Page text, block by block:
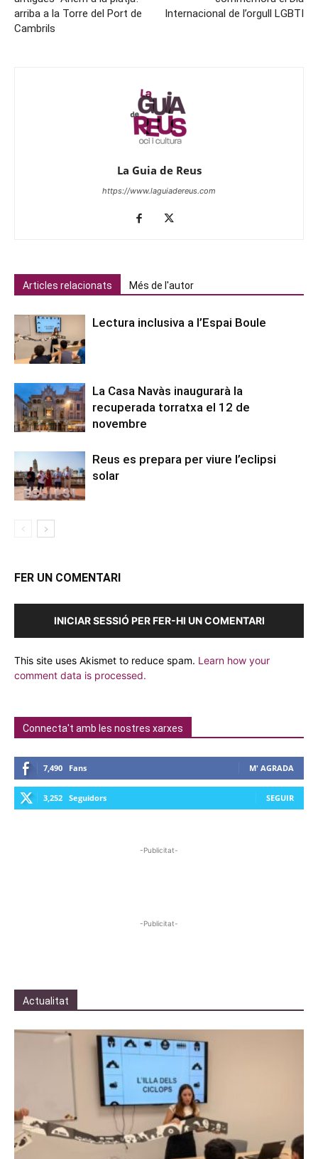
arriba a la Torre del Port de
Cambrils
Internacional de l’orgull LGBTI
La Guia de Reus
https://www.laguiadereus.com
Articles relacionats Més de l'autor
Lectura inclusiva a l’Espai Boule
La Casa Navàs inaugurarà la
recuperada torratxa el 12 de
novembre
Reus es prepara per viure l’eclipsi
solar
FER UN COMENTARI
INICIAR SESSIÓ PER FER-HI UN COMENTARI
This site uses Akismet to reduce spam. Learn how your
comment data is processed.
Connecta't amb les nostres xarxes
7,490 Fans M' AGRADA
3,252 Seguidors SEGUIR
-Publicitat-
-Publicitat-
Actualitat